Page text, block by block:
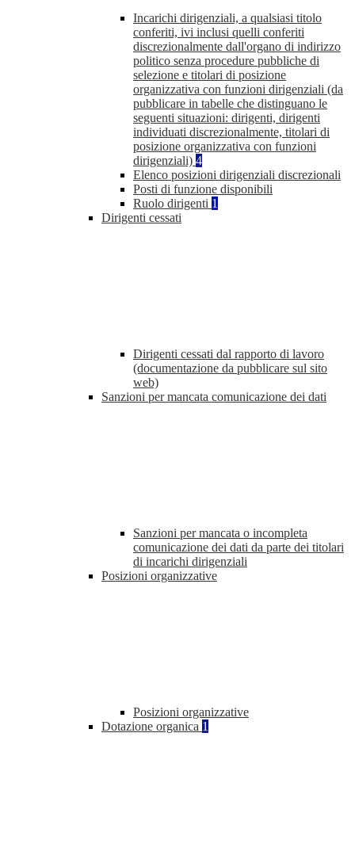
Incarichi dirigenziali, a qualsiasi titolo
conferiti, ivi inclusi quelli conferiti
discrezionalmente dall'organo di indirizzo
politico senza procedure pubbliche di
selezione e titolari di posizione
organizzativa con funzioni dirigenziali (da
pubblicare in tabelle che distinguano le
seguenti situazioni: dirigenti, dirigenti
individuati discrezionalmente, titolari di
posizione organizzativa con funzioni
dirigenziali) 4
Elenco posizioni dirigenziali discrezionali
Posti di funzione disponibili
Ruolo dirigenti 1
Dirigenti cessati
Dirigenti cessati dal rapporto di lavoro
(documentazione da pubblicare sul sito
web)
Sanzioni per mancata comunicazione dei dati
Sanzioni per mancata o incompleta
comunicazione dei dati da parte dei titolari
di incarichi dirigenziali
Posizioni organizzative
Posizioni organizzative
Dotazione organica 1